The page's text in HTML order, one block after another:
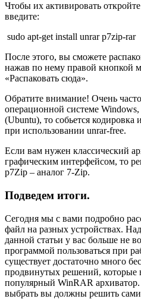
Чтобы их активировать
введите:
sudo apt-get install unrar p7zip-rar
После этого, вы сможете
нажав по нему правой кнопкой
«Распаковать сюда».
Обратите внимание! Очень
операционной системе
(Ubuntu), то собьется кодировка
при использовании unrar-free.
Если вам нужен классический
графическим интерфейсом, то
p7Zip – аналог 7-Zip.
Подведем итоги.
Сегодня мы с вами подробно
файл на разных устройствах.
данной статьи у вас больше не
программой пользоваться при
существует достаточно много
продвинутых решений, которые
популярный WinRAR
выбрать вы должны решить